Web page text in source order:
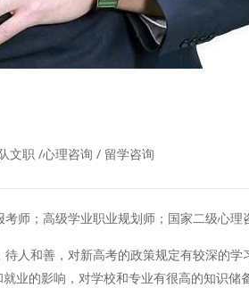
文职 /心理咨询 / 留学咨询
师；高级学业职业规划师；国家二级心理
人和善，对新高考的政策规定有较深的学
业的影响，对学校和专业有很高的知识储